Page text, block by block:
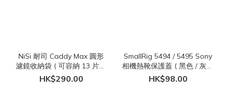
NiSi 耐司 Caddy Max 圓形
濾鏡收納袋 ( 可容納 13 片圓
形濾鏡 )
HK$290.00
SmallRig 5494 / 5495 Sony
相機熱靴保護蓋 ( 黑色 / 灰色
)
HK$98.00